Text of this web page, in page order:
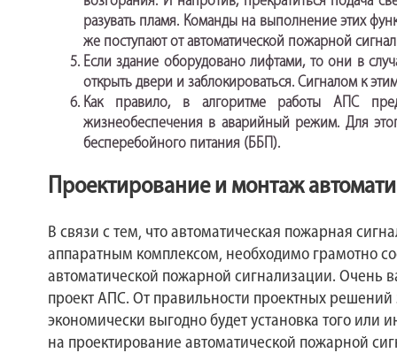
разувать пламя. Команды на выполнение этих
же поступают от автоматической пожарной
Если здание оборудовано лифтами, то они в
открыть двери и заблокироваться. Сигналом к
Как правило, в алгоритме работы АПС
жизнеобеспечения в аварийный режим. Для
бесперебойного питания (ББП).
Проектирование и монтаж
В связи с тем, что автоматическая пожарная
аппаратным комплексом, необходимо грамотно
автоматической пожарной сигнализации.
проект АПС. От правильности проектных решений
экономически выгодно будет установка того
на проектирование автоматической пожарной